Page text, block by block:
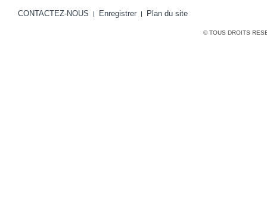
CONTACTEZ-NOUS Enregistrer Plan du site
© TOUS DROITS